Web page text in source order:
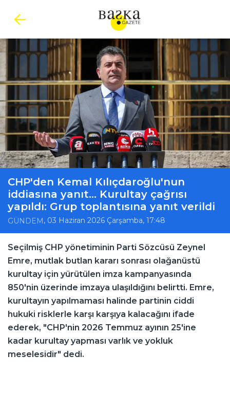
CHP'den Kemal Kılıçdaroğlu'nun
iddiasına yanıt... Kurultay çağrısı
yapıldı: Grup toplantısına yanıt verildi
GÜNDEM , 03 Haziran 2026 Çarşamba, 17:48
Seçilmiş CHP yönetiminin Parti Sözcüsü Zeynel
Emre, mutlak butlan kararı sonrası olağanüstü
kurultay için yürütülen imza kampanyasında
850'nin üzerinde imzaya ulaşıldığını belirtti. Emre,
kurultayın yapılmaması halinde partinin ciddi
hukuki risklerle karşı karşıya kalacağını ifade
ederek, "CHP'nin 2026 Temmuz ayının 25'ine
kadar kurultay yapması varlık ve yokluk
meselesidir" dedi.